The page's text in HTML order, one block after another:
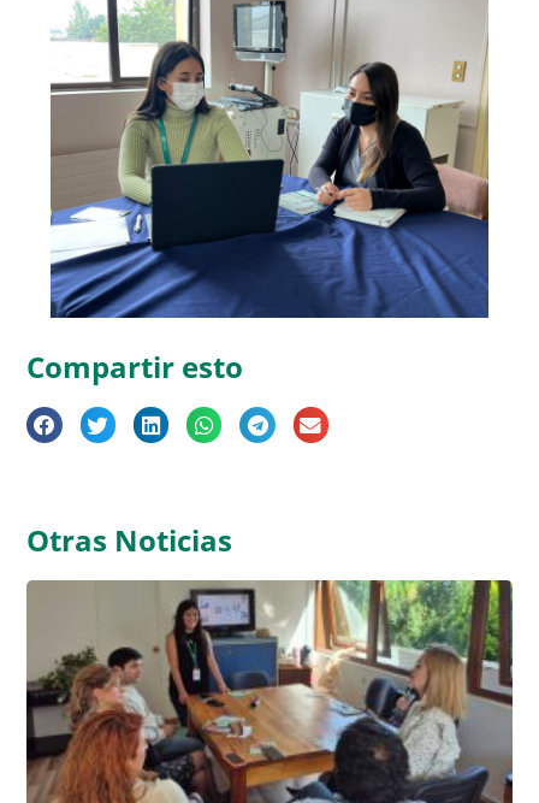
Compartir esto
Otras Noticias